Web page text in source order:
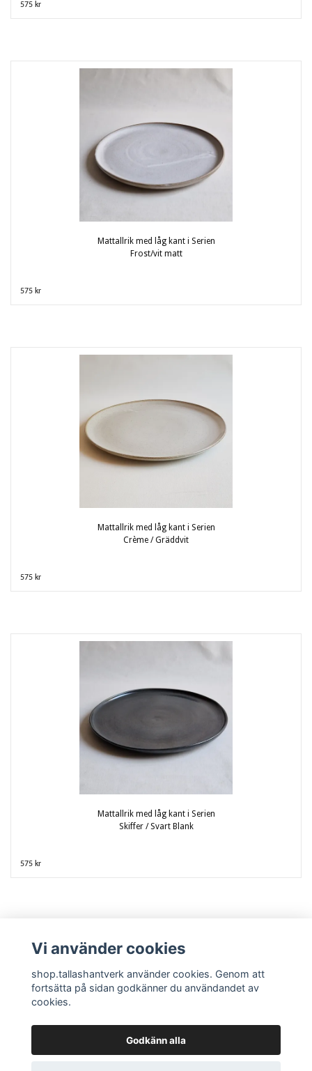
575 kr
Mattallrik med låg kant i Serien
Frost/vit matt
575 kr
Mattallrik med låg kant i Serien
Crème / Gräddvit
575 kr
Mattallrik med låg kant i Serien
Skiffer / Svart Blank
575 kr
Tallås Hantverk Krukmakeri
Vi använder cookies
shop.tallashantverk använder cookies. Genom att
fortsätta på sidan godkänner du användandet av
cookies.
Godkänn alla